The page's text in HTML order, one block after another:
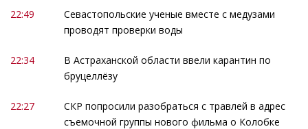
22:49
Севастопольские ученые вместе с медузами
проводят проверки воды
22:34
В Астраханской области ввели карантин по
бруцеллёзу
22:27
СКР попросили разобраться с травлей в адрес
съемочной группы нового фильма о Колобке